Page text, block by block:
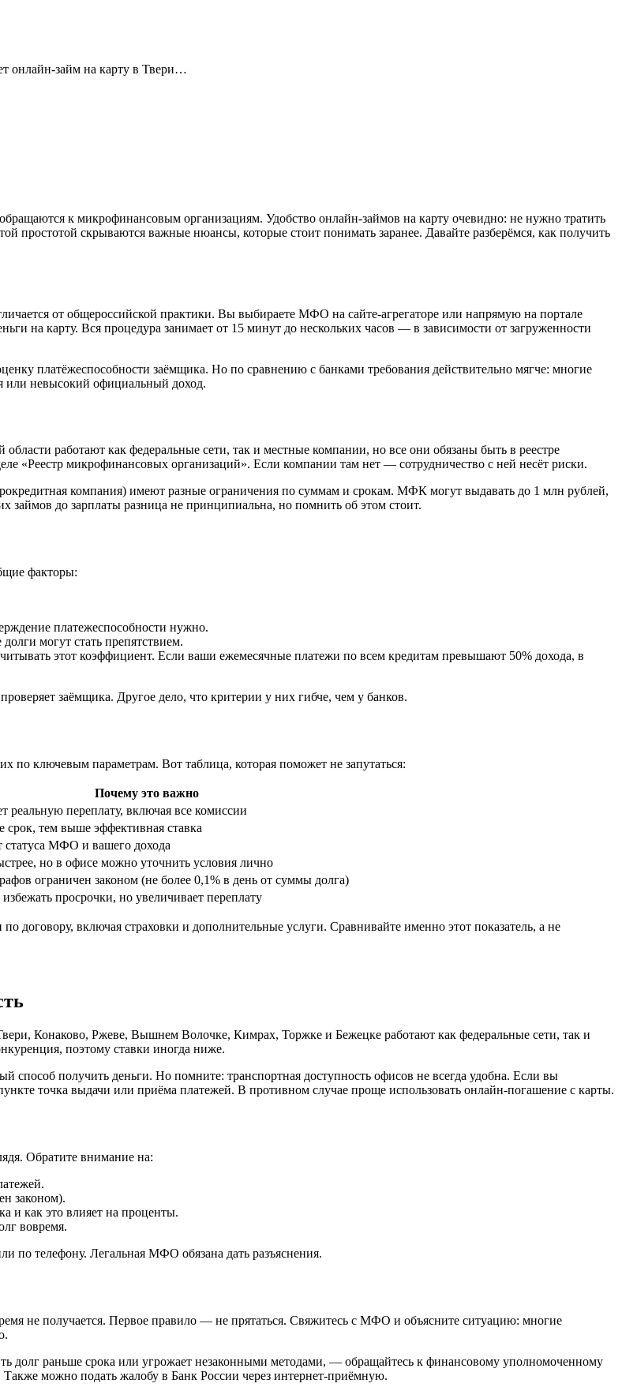
онлайн-займ на карту в Твери…
к микрофинансовым организациям. Удобство онлайн-займов на карту очевидно: не нужно тратить
простотой скрываются важные нюансы, которые стоит понимать заранее. Давайте разберёмся, как получить
от общероссийской практики. Вы выбираете МФО на сайте-агрегаторе или напрямую на портале
на карту. Вся процедура занимает от 15 минут до нескольких часов — в зависимости от загруженности
платёжеспособности заёмщика. Но по сравнению с банками требования действительно мягче: многие
или невысокий официальный доход.
области работают как федеральные сети, так и местные компании, но все они обязаны быть в реестре
«Реестр микрофинансовых организаций». Если компании там нет — сотрудничество с ней несёт риски.
компания) имеют разные ограничения по суммам и срокам. МФК могут выдавать до 1 млн рублей,
до зарплаты разница не принципиальна, но помнить об этом стоит.
факторы:
платежеспособности нужно.
могут стать препятствием.
этот коэффициент. Если ваши ежемесячные платежи по всем кредитам превышают 50% дохода, в
заёмщика. Другое дело, что критерии у них гибче, чем у банков.
ключевым параметрам. Вот таблица, которая поможет не запутаться:
Почему это важно
реальную переплату, включая все комиссии
срок, тем выше эффективная ставка
статуса МФО и вашего дохода
но в офисе можно уточнить условия лично
ограничен законом (не более 0,1% в день от суммы долга)
просрочки, но увеличивает переплату
включая страховки и дополнительные услуги. Сравнивайте именно этот показатель, а не
Конаково, Ржеве, Вышнем Волочке, Кимрах, Торжке и Бежецке работают как федеральные сети, так и
поэтому ставки иногда ниже.
получить деньги. Но помните: транспортная доступность офисов не всегда удобна. Если вы
точка выдачи или приёма платежей. В противном случае проще использовать онлайн-погашение с карты.
Обратите внимание на:
законом).
и как это влияет на проценты.
вовремя.
по телефону. Легальная МФО обязана дать разъяснения.
не получается. Первое правило — не прятаться. Свяжитесь с МФО и объясните ситуацию: многие
раньше срока или угрожает незаконными методами, — обращайтесь к финансовому уполномоченному
можно подать жалобу в Банк России через интернет-приёмную.